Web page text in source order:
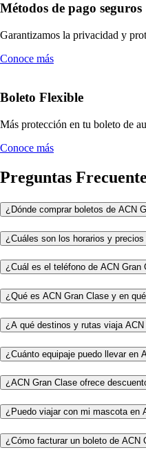
Métodos de pago seguros
Garantizamos la privacidad y
Conoce más
Boleto Flexible
Más protección en tu boleto de
Conoce más
Preguntas
¿Dónde comprar boletos de ACN
¿Cuáles son los horarios y
¿Cuál es el teléfono de ACN
¿Qué es ACN Gran Clase y en
¿A qué destinos y rutas viaja ACN
¿Cuánto equipaje puedo llevar en
¿ACN Gran Clase ofrece
¿Puedo viajar con mi mascota en
¿Cómo facturar un boleto de ACN